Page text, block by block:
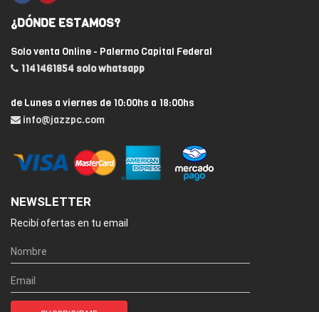
¿DÓNDE ESTAMOS?
Solo venta Online - Palermo Capital Federal
1141461854 solo whatsapp
de Lunes a viernes de 10:00hs a 18:00hs
info@jazzpc.com
NEWSLETTER
Recibí ofertas en tu email